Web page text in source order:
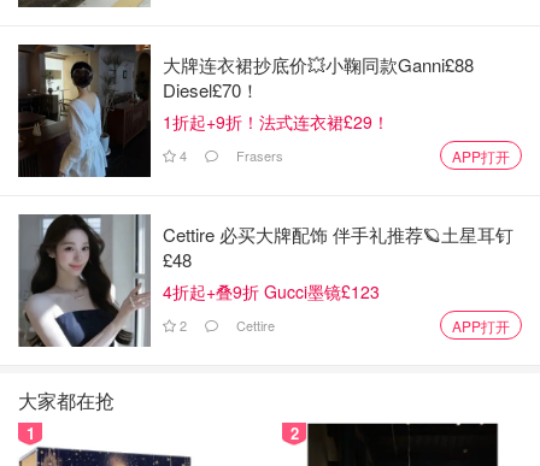
2025年英国黑色星期五热门商场及店铺开门时
间（11月28日）
2025商家黑五开门时间参考官网及新闻公布信息。
2025年英国黑色星期五热门商场及店铺营业打折时间
商场/店铺 黑五线上网购折扣开放
因门店而
异，主要店
大牌连衣裙抄底价💥小鞠同款Ganni£88
Diesel£70！
1折起+9折！法式连衣裙£29！
4 Frasers APP打开
Cettire 必买大牌配饰 伴手礼推荐🪐土星耳钉
£48
4折起+叠9折 Gucci墨镜£123
2 Cettire APP打开
大家都在抢
1 2